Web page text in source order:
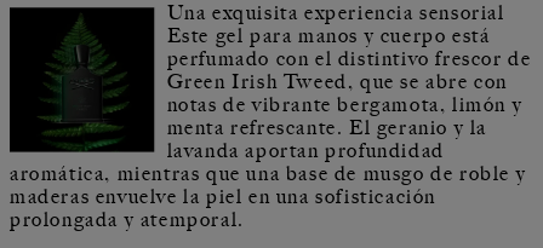
Una exquisita experiencia sensorial
Este gel para manos y cuerpo está
perfumado con el distintivo frescor de
Green Irish Tweed, que se abre con
notas de vibrante bergamota, limón y
menta refrescante. El geranio y la
lavanda aportan profundidad
aromática, mientras que una base de musgo de roble y
maderas envuelve la piel en una sofisticación
prolongada y atemporal.